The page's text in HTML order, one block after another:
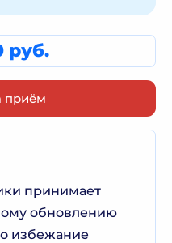
руб.
приём
принимает
обновлению
избежание